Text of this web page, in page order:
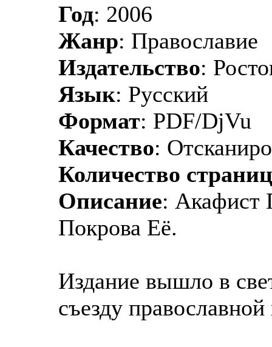
Год: 2006
Жанр: Православие
Издательство:
Язык: Русский
Формат: PDF/DjVu
Качество:
Количество страниц
Описание: Акафист
Покрова Её.
Издание вышло в
съезду